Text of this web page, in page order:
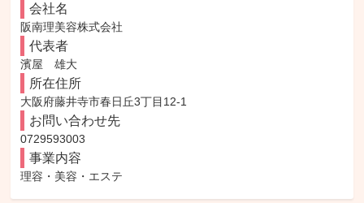
会社名
阪南理美容株式会社
代表者
濱屋　雄大
所在住所
大阪府藤井寺市春日丘3丁目12-1
お問い合わせ先
0729593003
事業内容
理容・美容・エステ